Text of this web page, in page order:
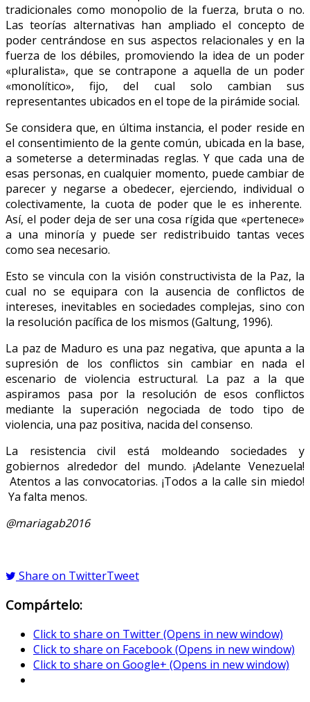
tradicionales como monopolio de la fuerza, bruta o no.
Las teorías alternativas han ampliado el concepto de
poder centrándose en sus aspectos relacionales y en la
fuerza de los débiles, promoviendo la idea de un poder
«pluralista», que se contrapone a aquella de un poder
«monolítico», fijo, del cual solo cambian sus
representantes ubicados en el tope de la pirámide social.
Se considera que, en última instancia, el poder reside en
el consentimiento de la gente común, ubicada en la base,
a someterse a determinadas reglas. Y que cada una de
esas personas, en cualquier momento, puede cambiar de
parecer y negarse a obedecer, ejerciendo, individual o
colectivamente, la cuota de poder que le es inherente.
Así, el poder deja de ser una cosa rígida que «pertenece»
a una minoría y puede ser redistribuido tantas veces
como sea necesario.
Esto se vincula con la visión constructivista de la Paz, la
cual no se equipara con la ausencia de conflictos de
intereses, inevitables en sociedades complejas, sino con
la resolución pacífica de los mismos (Galtung, 1996).
La paz de Maduro es una paz negativa, que apunta a la
supresión de los conflictos sin cambiar en nada el
escenario de violencia estructural. La paz a la que
aspiramos pasa por la resolución de esos conflictos
mediante la superación negociada de todo tipo de
violencia, una paz positiva, nacida del consenso.
La resistencia civil está moldeando sociedades y
gobiernos alrededor del mundo. ¡Adelante Venezuela!
Atentos a las convocatorias. ¡Todos a la calle sin miedo!
Ya falta menos.
@mariagab2016
Share on TwitterTweet
Compártelo:
Click to share on Twitter (Opens in new window)
Click to share on Facebook (Opens in new window)
Click to share on Google+ (Opens in new window)